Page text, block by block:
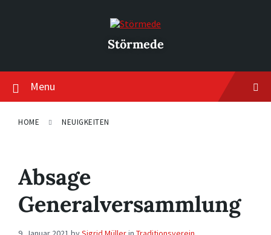
Störmede
Menu
HOME NEUIGKEITEN
Absage
Generalversammlung